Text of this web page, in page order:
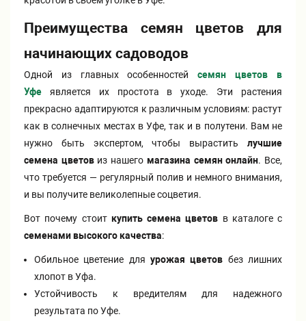
Преимущества семян цветов для
начинающих садоводов
Одной из главных особенностейсемян цветов в
Уфе
является их простота в уходе. Эти растения
прекрасно адаптируются к различным условиям: растут
как в солнечных местах в Уфе, так и в полутени. Вам не
нужно быть экспертом, чтобы вырастить лучшие
семена цветовиз нашего магазина семян онлайн. Все,
что требуется — регулярный полив и немного внимания,
и вы получите великолепные соцветия.
Вот почему стоит купить семена цветов в каталоге с
семенами высокого качества:
Обильное цветение для урожая цветов без лишних
хлопот в Уфа.
Устойчивость к вредителям для надежного
результата по Уфе.